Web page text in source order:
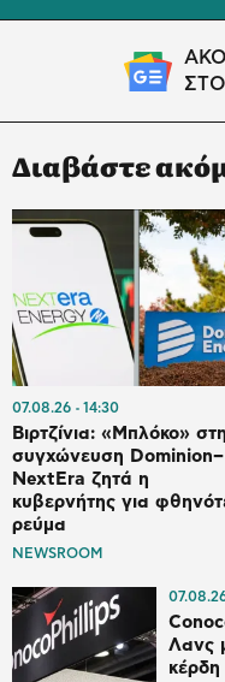
ΣΤΟ
Διαβάστε
07.08.26 14:30
Βιρτζίνια: «Μπλόκο» στη
συγχώνευση Dominion–
NextEra ζητά η
κυβερνήτης για
ρεύμα
NEWSROOM
Λανς
κέρδη